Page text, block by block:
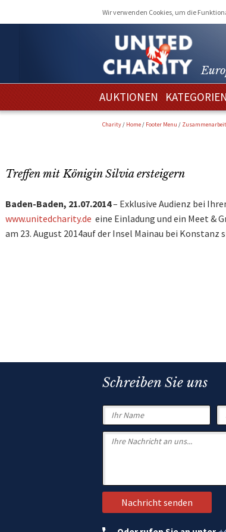
Wir verwenden Cookies, um die
AUKTIONEN KATEGORIEN
Charity/ Home/ Footer Menu / Zusammenarbeit
Treffen mit Königin Silvia ersteigern
Baden-Baden, 21.07.2014– Exklusive Audienz bei
www.unitedcharity.de eine Einladung und ein Meet &
am 23. August 2014auf der Insel Mainau bei
Schreiben Sie uns